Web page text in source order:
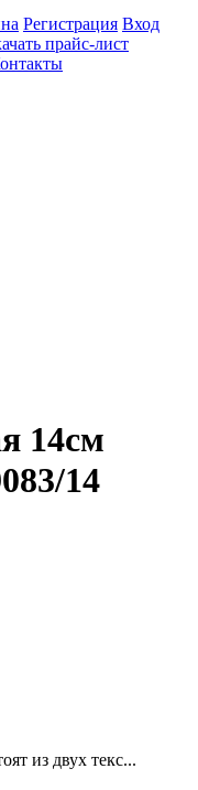
Регистрация Вход
прайс-лист
14см
14
из двух текс...